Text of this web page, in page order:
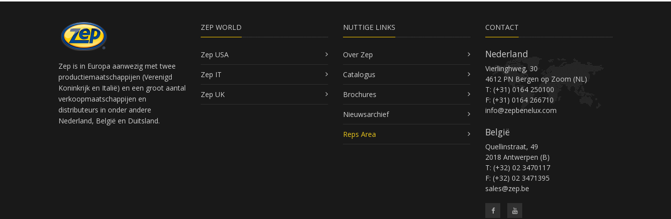
Zep is in Europa aanwezig met twee
productiemaatschappijen (Verenigd
Koninkrijk en Italië) en een groot aantal
verkoopmaatschappijen en
distributeurs in onder andere
Nederland, België en Duitsland.
ZEP WORLD
Zep USA
Zep IT
Zep UK
NUTTIGE LINKS
Over Zep
Catalogus
Brochures
Nieuwsarchief
Reps Area
CONTACT
Nederland
Vierlinghweg, 30
4612 PN Bergen op Zoom (NL)
T: (+31) 0164 250100
F: (+31) 0164 266710
info@zepbenelux.com
België
Quellinstraat, 49
2018 Antwerpen (B)
T: (+32) 02 3470117
F: (+32) 02 3471395
sales@zep.be